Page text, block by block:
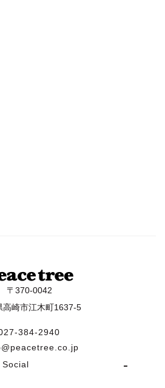
〒370-0042
高崎市江木町1637-5
384-2940
Social